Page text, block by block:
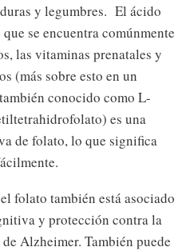
y legumbres. El ácido
se encuentra comúnmente
las vitaminas prenatales y
(más sobre esto en un
conocido como L-
es una
de folato, lo que significa
folato también está asociado
y protección contra la
Alzheimer. También puede